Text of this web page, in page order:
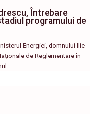
Întrebare
programului de
Energiei, domnului Ilie
de Reglementare în